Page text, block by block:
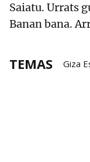
Saiatu. Urrats
Banan bana.
TEMAS Giza